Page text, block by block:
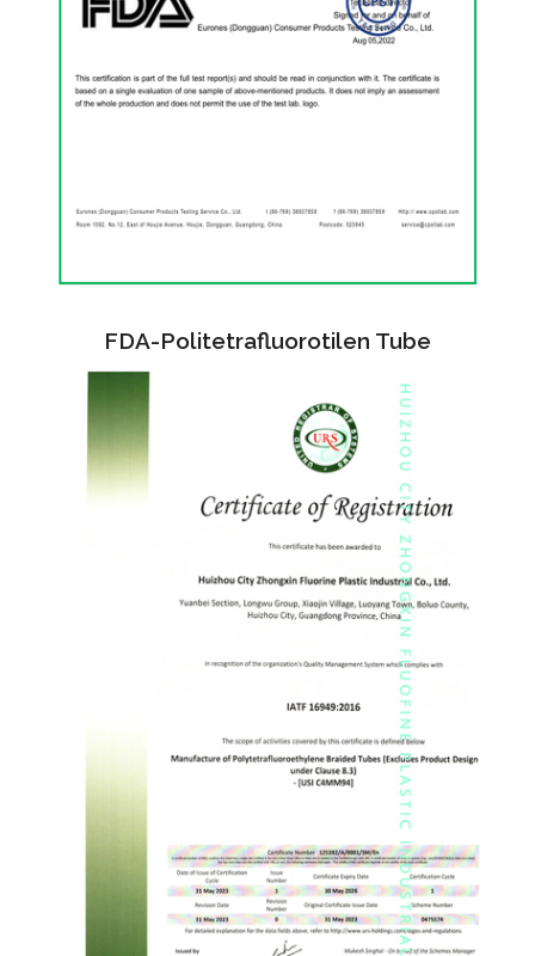
FDA-Politetrafluorotilen Tube